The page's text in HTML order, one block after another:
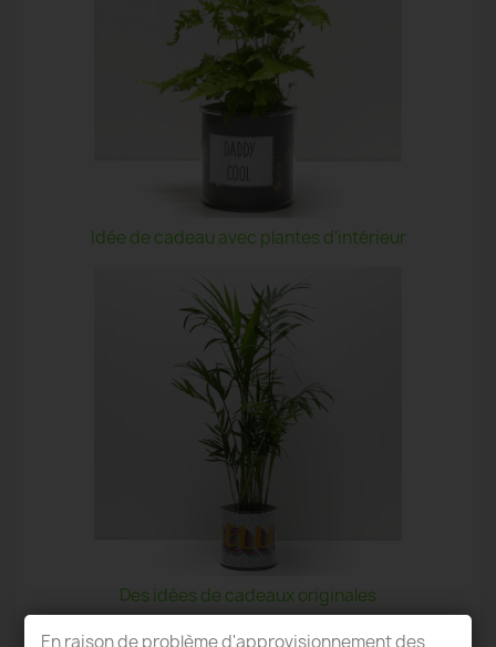
Idée de cadeau avec plantes d'intérieur
Des idées de cadeaux originales
En raison de problème d'approvisionnement des